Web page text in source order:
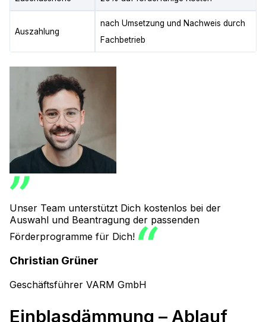
Auszahlung
nach Umsetzung und Nachweis durch
Fachbetrieb
Unser Team unterstützt Dich kostenlos bei der
Auswahl und Beantragung der passenden
Förderprogramme für Dich!
Christian Grüner
Geschäftsführer VARM GmbH
Einblasdämmung – Ablauf